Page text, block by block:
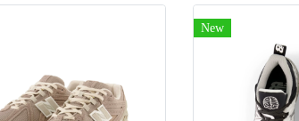
New